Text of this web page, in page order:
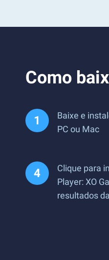
Como
Baixe e
PC ou Mac
Clique para
Player: XO
resultados